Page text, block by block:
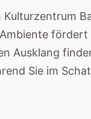
Kulturzentrum
Ausklang
Sie im